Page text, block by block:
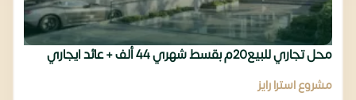
محل تجاري للبيع20م بقسط شهري 44 ألف + عائد ايجاري
مشروع استرا رايز